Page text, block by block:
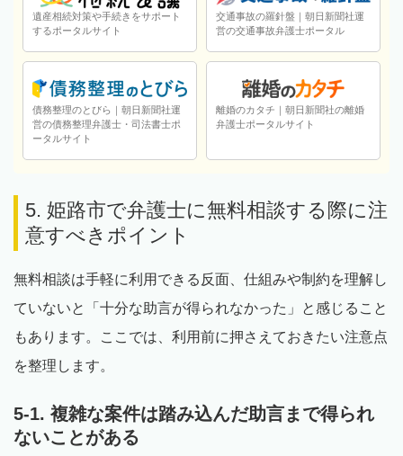
遺産相続対策や手続きをサポート
するポータルサイト
交通事故の羅針盤｜朝日新聞社運
営の交通事故弁護士ポータル
債務整理のとびら｜朝日新聞社運
営の債務整理弁護士・司法書士ポ
ータルサイト
離婚のカタチ｜朝日新聞社の離婚
弁護士ポータルサイト
5. 姫路市で弁護士に無料相談する際に注
意すべきポイント
無料相談は手軽に利用できる反面、仕組みや制約を理解し
ていないと「十分な助言が得られなかった」と感じること
もあります。ここでは、利用前に押さえておきたい注意点
を整理します。
5-1. 複雑な案件は踏み込んだ助言まで得られ
ないことがある